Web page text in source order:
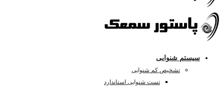
سیستم شنوایی
تشخیص کم شنوایی
تست شنوایی استاندارد